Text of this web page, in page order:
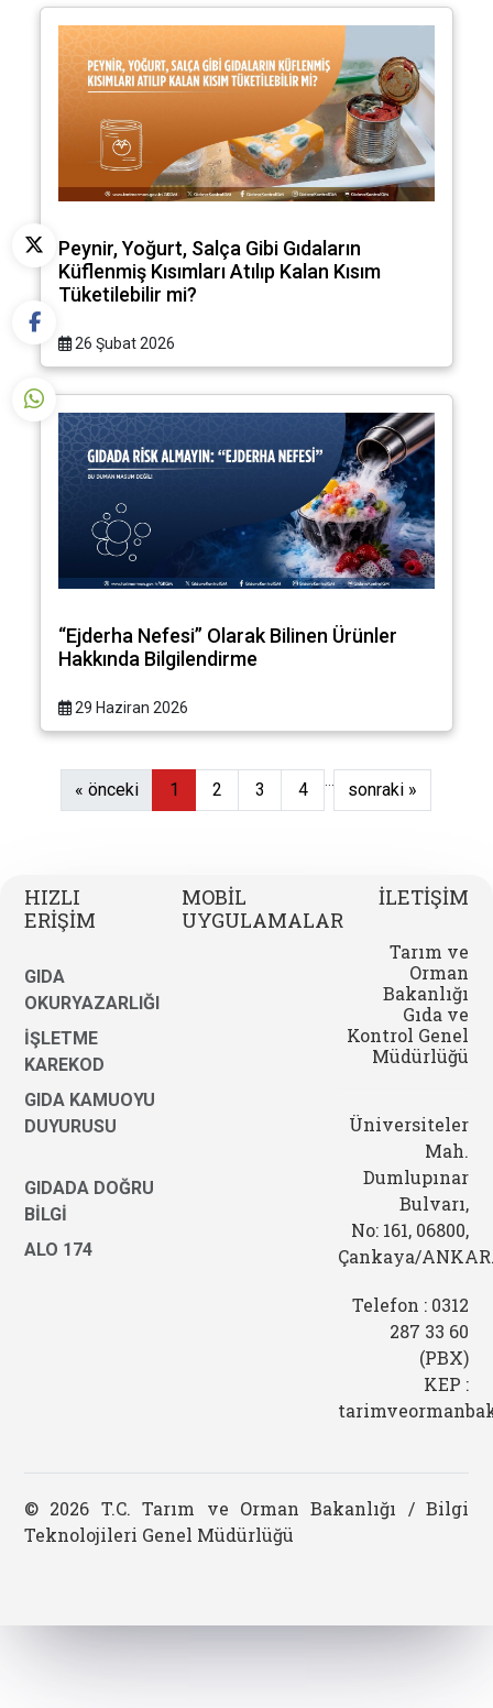
Peynir, Yoğurt, Salça Gibi Gıdaların
Küflenmiş Kısımları Atılıp Kalan Kısım
Tüketilebilir mi?
26 Şubat 2026
“Ejderha Nefesi” Olarak Bilinen Ürünler
Hakkında Bilgilendirme
29 Haziran 2026
« önceki 1 2 3 4 sonraki »
HIZLI
ERİŞİM
GIDA
OKURYAZARLIĞI
İŞLETME
KAREKOD
GIDA KAMUOYU
DUYURUSU
GIDADA DOĞRU
BİLGİ
ALO 174
MOBİL
UYGULAMALAR
İLETİŞİM
Tarım ve
Orman
Bakanlığı
Gıda ve
Kontrol Genel
Müdürlüğü
Üniversiteler
Mah.
Dumlupınar
Bulvarı,
No: 161, 06800,
Çankaya/
Telefon : 0312
287 33 60
(PBX)
KEP :
© 2026 T.C. Tarım ve Orman Bakanlığı / Bilgi
Teknolojileri Genel Müdürlüğü